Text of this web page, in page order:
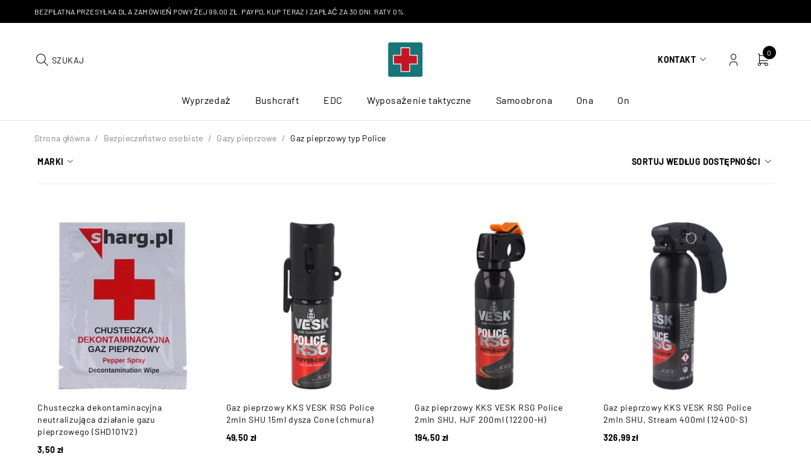
BEZPŁATNA PRZESYŁKA DLA ZAMÓWIEŃ POWYŻEJ 99,00 ZŁ. PAYPO, KUP TERAZ I ZAPŁAĆ ZA 30 DNI. RATY 0%.
SZUKAJ KONTAKT
0
Wyprzedaż Bushcraft EDC Wyposażenie taktyczne Samoobrona Ona On
Strona główna / Bezpieczeństwo osobiste / Gazy pieprzowe / Gaz pieprzowy typ Police
MARKI SORTUJ WEDŁUG DOSTĘPNOŚCI
Chusteczka dekontaminacyjna
neutralizująca działanie gazu
pieprzowego (SHD101V2)
3,50 zł
Gaz pieprzowy KKS VESK RSG Police
2mln SHU 15ml dysza Cone (chmura)
49,50 zł
Gaz pieprzowy KKS VESK RSG Police
2mln SHU, HJF 200ml (12200-H)
194,50 zł
Gaz pieprzowy KKS VESK RSG Police
2mln SHU, Stream 400ml (12400-S)
326,99zł